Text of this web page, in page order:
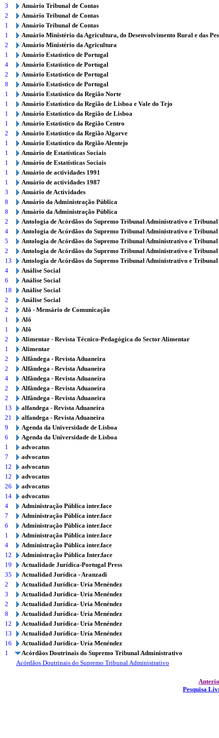
3
Anuário Tribunal de Contas
2
Anuário Tribunal de Contas
1
Anuário Tribunal de Contas
1
Anuário Ministério da Agricultura, do Desenvolvimento Rural e das
2
Anuário Ministério da Agricultura
1
Anuário Estatístico de Portugal
4
Anuário Estatístico de Portugal
2
Anuário Estatístico de Portugal
8
Anuário Estatístico de Portugal
1
Anuário Estatístico da Região Norte
1
Anuário Estatístico da Região de Lisboa e Vale do Tejo
1
Anuário Estatístico da Região de Lisboa
1
Anuário Estatístico da Região Centro
2
Anuário Estatístico da Região Algarve
1
Anuário Estatístico da Região Alentejo
1
Anuário de Estatísticas Sociais
1
Anuário de Estatísticas Sociais
1
Anuário de actividades 1991
1
Anuário de actividades 1987
3
Anuário de Actividades
8
Anuário da Administração Pública
8
Anuário da Administração Pública
2
Antologia de Acórdãos do Supremo Tribunal Administrativo e
4
Antologia de Acórdãos do Supremo Tribunal Administrativo e
5
Antologia de Acórdãos do Supremo Tribunal Administrativo e
2
Antologia de Acórdãos do Supremo Tribunal Administrativo e
13
Antologia de Acórdãos do Supremo Tribunal Administrativo e
4
Análise Social
6
Análise Social
18
Análise Social
2
Análise Social
2
Alô - Mensário de Comunicação
1
Alô
1
Alô
2
Alimentar - Revista Técnico-Pedagógica do Sector Alimentar
1
Alimentar
2
Alfândega - Revista Aduaneira
2
Alfândega - Revista Aduaneira
4
Alfândega - Revista Aduaneira
2
Alfândega - Revista Aduaneira
2
Alfândega - Revista Aduaneira
13
alfandega - Revista Aduaneira
21
alfandega - Revista Aduaneira
9
Agenda da Universidade de Lisboa
6
Agenda da Universidade de Lisboa
1
advocatus
7
advocatus
12
advocatus
12
advocatus
26
advocatus
14
advocatus
4
Administração Pública inter.face
7
Administração Pública inter.face
6
Administração Pública inter.face
1
Administração Pública inter.face
4
Administração Pública inter.face
12
Administração Pública Inter.face
19
Actualidade Jurídica-Portugal Press
35
Actualidad Jurídica - Aranzadi
2
Actualidad Jurídica- Uría Menéndez
3
Actualidad Jurídica- Uría Menéndez
2
Actualidad Jurídica- Uría Menéndez
8
Actualidad Jurídica- Uría Menéndez
12
Actualidad Jurídica- Uría Menéndez
13
Actualidad Jurídica- Uría Menéndez
16
Actualidad Jurídica- Uría Menéndez
1
Acórdãos Doutrinais do Supremo Tribunal Administrativo
Acórdãos Doutrinais do Supremo Tribunal Administrativo
Pesquisa